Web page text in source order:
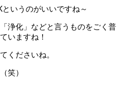
いうのがいいですね～
浄化」などと言うものをごく普
いますね！
くださいね。
笑）